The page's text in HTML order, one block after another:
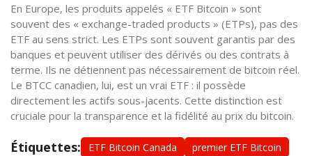
En Europe, les produits appelés « ETF Bitcoin » sont
souvent des « exchange-traded products » (ETPs), pas des
ETF au sens strict. Les ETPs sont souvent garantis par des
banques et peuvent utiliser des dérivés ou des contrats à
terme. Ils ne détiennent pas nécessairement de bitcoin réel.
Le BTCC canadien, lui, est un vrai ETF : il possède
directement les actifs sous-jacents. Cette distinction est
cruciale pour la transparence et la fidélité au prix du bitcoin.
Étiquettes: ETF Bitcoin Canada
premier ETF Bitcoin